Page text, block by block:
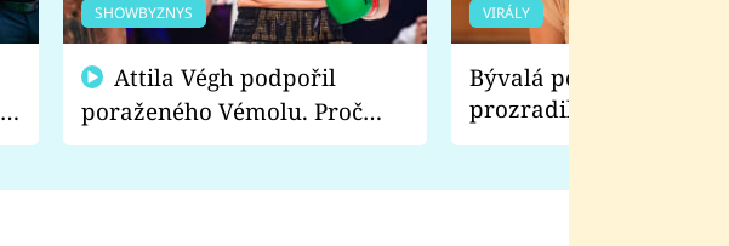
SHOWBYZNYS
poraženého Vémolu. Proč
chce raději zápasit s ním než
VIRÁLY
Bývalá pornoherečka
prozradila, co ji
natáčení Euforie.